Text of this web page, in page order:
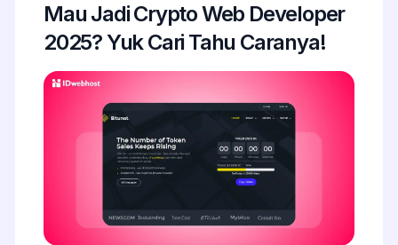
Mau Jadi Crypto Web Developer
2025? Yuk Cari Tahu Caranya!